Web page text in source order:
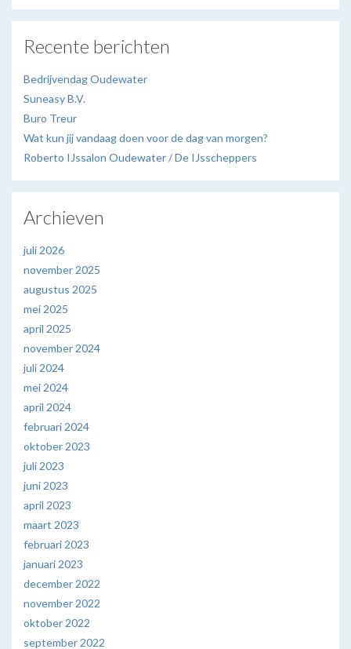
Recente berichten
Bedrijvendag Oudewater
Suneasy B.V.
Buro Treur
Wat kun jij vandaag doen voor de dag van morgen?
Roberto IJssalon Oudewater / De IJsscheppers
Archieven
juli 2026
november 2025
augustus 2025
mei 2025
april 2025
november 2024
juli 2024
mei 2024
april 2024
februari 2024
oktober 2023
juli 2023
juni 2023
april 2023
maart 2023
februari 2023
januari 2023
december 2022
november 2022
oktober 2022
september 2022